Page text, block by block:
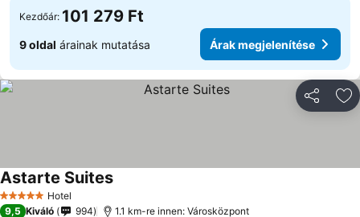
Kezdőár: 101 279 Ft
9 oldal árainak mutatása Árak megjelenítése
5 KategóriaHotel
Astarte SuitesÁrak megjelenítése
9,5 Kiváló 994 1.1 km-re innen: Városközpont